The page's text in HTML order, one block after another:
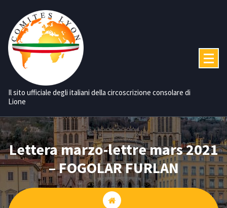
contenuto
Il sito ufficiale degli italiani della circoscrizione consolare di
Lione
Lettera marzo-lettre mars 2021
– FOGOLAR FURLAN